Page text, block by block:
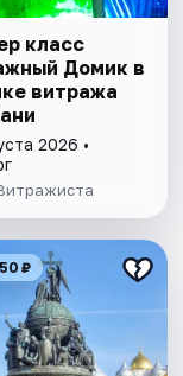
класс
Домик в
витража
2026 •
₽